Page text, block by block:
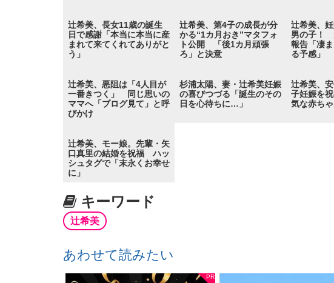
辻希美、長女11歳の誕生
日で感謝「本当に本当に産
まれて来てくれてありがと
う」
辻希美、第4子の成長が分
かる“1カ月おき”マタフォ
ト公開 「後1カ月頑張
ろ」と決意
辻希美、
男の子！
報告「凄
る予感」
辻希美、悪阻は「4人目が
一番きつく」 同じ思いの
ママへ「ブログ見て」と呼
びかけ
杉浦太陽、妻・辻希美妊娠
の喜びつづる「誕生のその
日を心待ちに…」
辻希美、
子妊娠を
気な赤ち
辻希美、モー娘。先輩・矢
口真里の結婚を祝福 ハッ
シュタグで「末永くお幸せ
に」
キーワード
辻希美
あわせて読みたい